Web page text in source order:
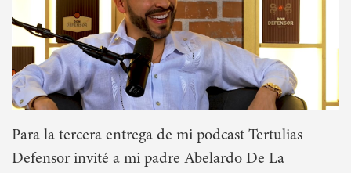
Para la tercera entrega de mi podcast Tertulias
Defensor invité a mi padre Abelardo De La